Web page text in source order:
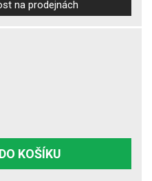
na prodejnách
KOŠÍKU